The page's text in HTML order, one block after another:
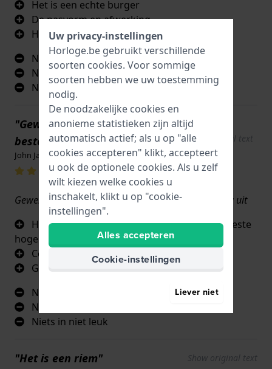
Het is een echte burger
De pasvorm en afwerking
Hoe stevig het is
Niets
Niets
Niets
"Geweldig horlogebandje van de
beste kwaliteit "
original text
John Jackson · 17 juni 2022
Geweldige pasvorm en comfortabel ziet er geweldig uit
Horlogeband gids briljant en behulpzaam beste
hoge kwaliteit
Comfortabel
Geweldige pasvorm
Niets wat ik niet leuk vind
Niets wat ik niet leuk vind
Niets in niet leuk
"Het is een riem" Show original text
Uw privacy-instellingen
Horloge.be gebruikt verschillende
soorten cookies. Voor sommige
soorten hebben we uw toestemming
nodig.
De noodzakelijke cookies en
anonieme statistieken zijn altijd
automatisch actief; als u op "alle
cookies accepteren" klikt, accepteert
u ook de optionele cookies. Als u zelf
wilt kiezen welke cookies u
inschakelt, klikt u op "cookie-
instellingen".
Alles accepteren
Cookie-instellingen
Liever niet